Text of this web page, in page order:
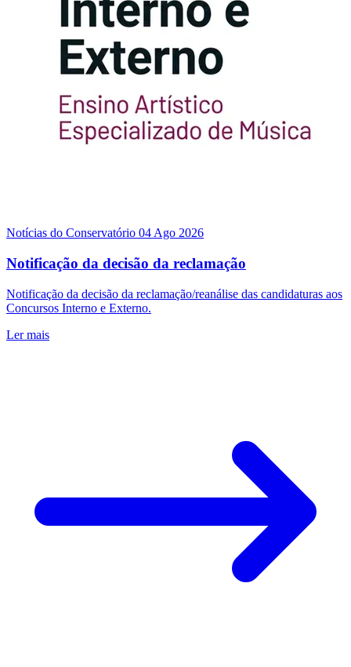
Notícias do Conservatório 04 Ago 2026
Notificação da decisão da reclamação
Notificação da decisão da reclamação/reanálise das candidaturas aos
Concursos Interno e Externo.
Ler mais